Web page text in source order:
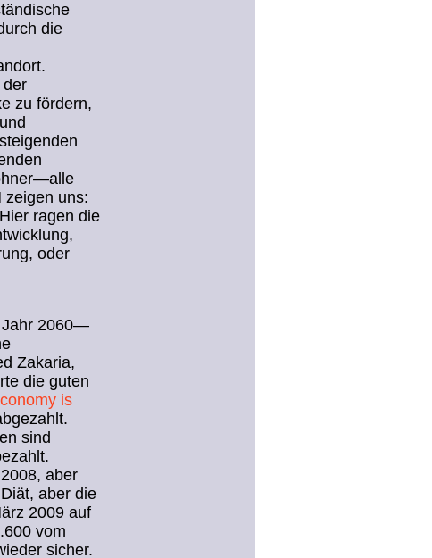
die
der
zu fördern,
zeigen uns:
ragen die
oder
Jahr 2060—
Zakaria,
die guten
is
sind
aber
aber die
2009 auf
vom
sicher.